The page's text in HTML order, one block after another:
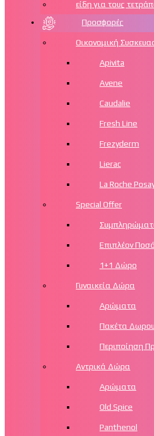
είδη για τους
Προσφορές
Οικονομική
Apivita
Avene
Caudalie
Fresh Line
Frezyderm
Lierac
La Roche
Special Offer
Επιπλέον
1+1 Δώρο
Γυναικεία Δώρα
Αρώματα
Πακέτα Δωρου
Περιποίηση
Αντρικά Δώρα
Αρώματα
Old Spice
Panthenol